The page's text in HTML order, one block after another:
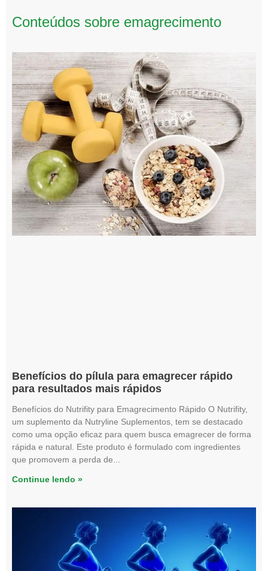
Conteúdos sobre emagrecimento
Benefícios do pílula para emagrecer rápido
para resultados mais rápidos
Benefícios do Nutrifity para Emagrecimento Rápido O Nutrifity,
um suplemento da Nutryline Suplementos, tem se destacado
como uma opção eficaz para quem busca emagrecer de forma
rápida e natural. Este produto é formulado com ingredientes
que promovem a perda de
Continue lendo »